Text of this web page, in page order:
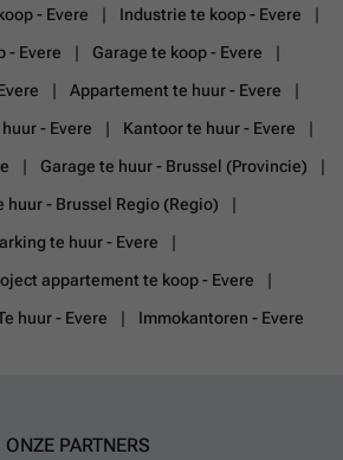
- Evere
Industrie te koop - Evere
- Evere
Garage te koop - Evere
Appartement te huur - Evere
- Evere
Kantoor te huur - Evere
Garage te huur - Brussel (Provincie)
huur - Brussel Regio (Regio)
te huur - Evere
appartement te koop - Evere
huur - Evere Immokantoren - Evere
ONZE PARTNERS